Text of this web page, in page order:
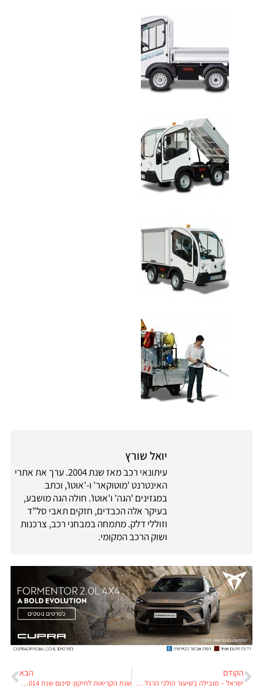
יואל שורץ
עיתונאי רכב מאז שנת 2004. ערך את אתרי
האינטרנט 'מוטוקאר' ו-'אוטו', וכתב
במגזינים 'הגה' ו'אוטו'. חולה הגה מושבע,
בעיקר אלה הכבדים, חזקים תאבי סל"ד
וזוללי דלק. מתמחה במבחני רכב, צרכנות
ושוק הרכב המקומי.
הקודם
ישראל – מובילה בשיעור הולכי הרגל שנהרגים בתאונות
הבא
שנת הקריאות לתיקון: סיכום שנת 2014 בתעשיית הרכב העולמית